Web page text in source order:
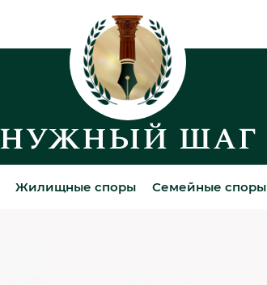
Жилищные споры Семейные споры